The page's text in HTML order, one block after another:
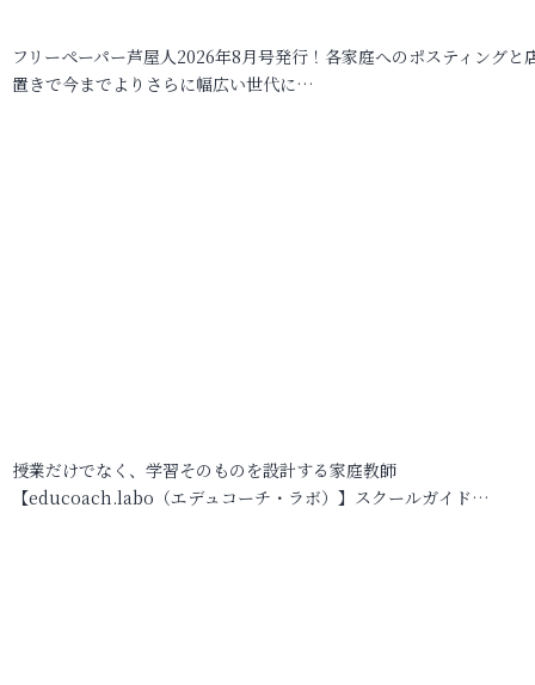
フリーペーパー芦屋人2026年8月号発行！各家庭へのポスティングと
置きで今までよりさらに幅広い世代に…
授業だけでなく、学習そのものを設計する家庭教師
【educoach.labo（エデュコーチ・ラボ）】スクールガイド…